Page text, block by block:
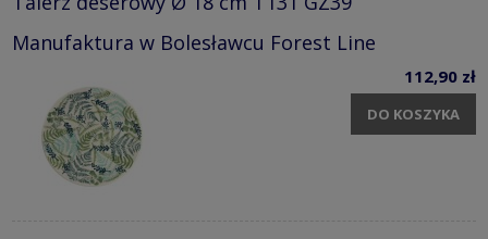
Manufaktura w Bolesławcu Forest Line
112,90 zł
DO KOSZYKA